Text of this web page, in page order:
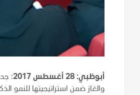
أبوظبي: 28 أغسطس 2017
:
والغاز ضمن استراتيجيتها للنمو